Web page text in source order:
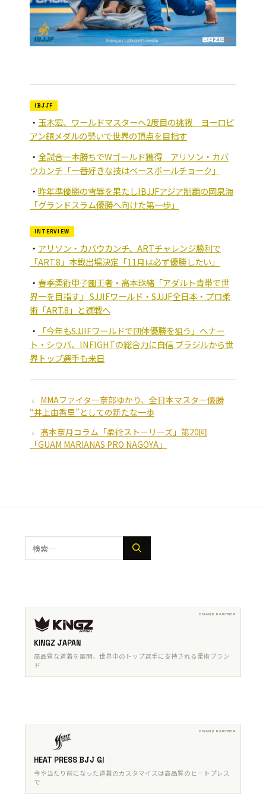
IBJJF
玉木宏、ワールドマスターへ2度目の挑戦 ヨーロピ
アン銅メダルの勢いで世界の頂点を目指す
全試合一本勝ちでWゴールド獲得 アリソン・カバ
ウカンチ「一番好きな技はベースボールチョーク」
昨年準優勝の雪辱を果たしIBJJFアジア制覇の岡泉海
「グランドスラム優勝へ向けた第一歩」
INTERVIEW
アリソン・カバウカンチ、ARTチャレンジ勝利で
「ART.8」本戦出場決定「11月は必ず優勝したい」
春季柔術甲子園王者・高本珠緒「アダルト青帯で世
界一を目指す」 SJJIFワールド・SJJJF全日本・プロ柔
術「ART.8」と連戦へ
「今年もSJJIFワールドで団体優勝を狙う」ヘナー
ト・シウバ、INFIGHTの総合力に自信 ブラジルから世
界トップ選手も来日
MMAファイター奈部ゆかり、全日本マスター優勝
“井上由香里”としての新たな一歩
髙本奈月コラム「柔術ストーリーズ」第20回
「GUAM MARIANAS PRO NAGOYA」
検
索:
KINGZ JAPAN
高品質な道着を展開、世界中のトップ選手に支持される柔術ブラン
ド
HEAT PRESS BJJ GI
今や当たり前になった道着のカスタマイズは高品質のヒートプレス
で